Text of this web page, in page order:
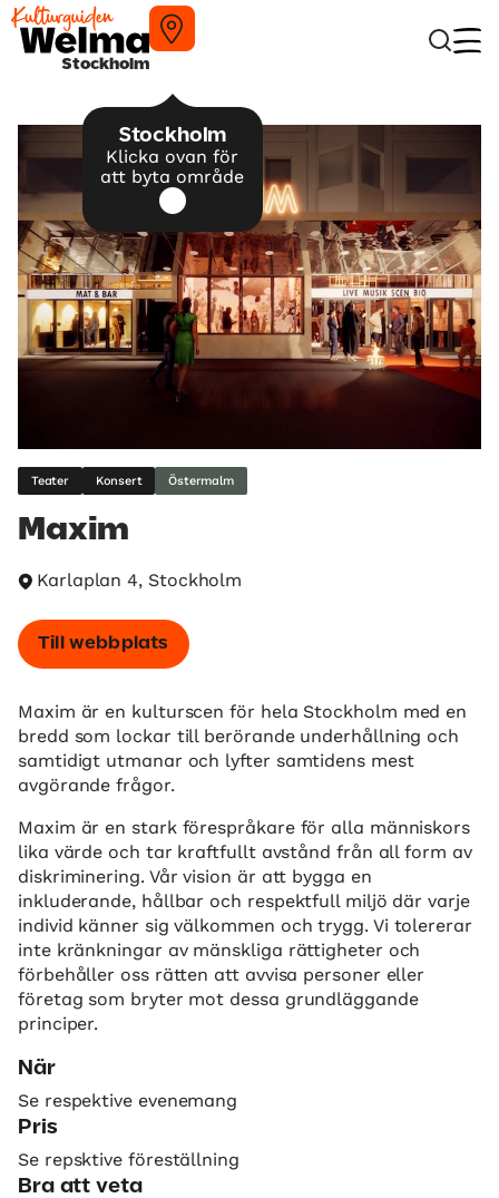
Stockholm
Stockholm
Klicka ovan för
att byta område
Teater Konsert Östermalm
Maxim
Karlaplan 4, Stockholm
Till webbplats
Maxim är en kulturscen för hela Stockholm med en
bredd som lockar till berörande underhållning och
samtidigt utmanar och lyfter samtidens mest
avgörande frågor.
Maxim är en stark förespråkare för alla människors
lika värde och tar kraftfullt avstånd från all form av
diskriminering. Vår vision är att bygga en
inkluderande, hållbar och respektfull miljö där varje
individ känner sig välkommen och trygg. Vi tolererar
inte kränkningar av mänskliga rättigheter och
förbehåller oss rätten att avvisa personer eller
företag som bryter mot dessa grundläggande
principer.
När
Se respektive evenemang
Pris
Se repsktive föreställning
Bra att veta